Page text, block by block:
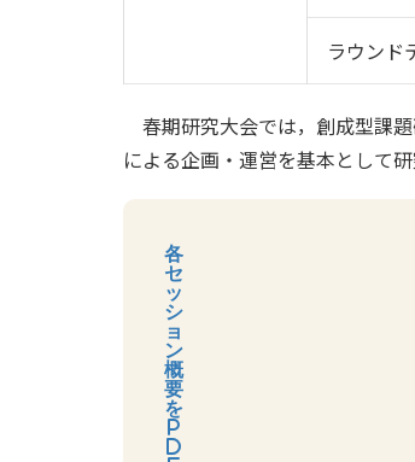
ラウンド
春期研究大会では，創成型課
による企画・運営を基本として
各
セ
ッ
シ
ョ
ン
概
要
を
P
D